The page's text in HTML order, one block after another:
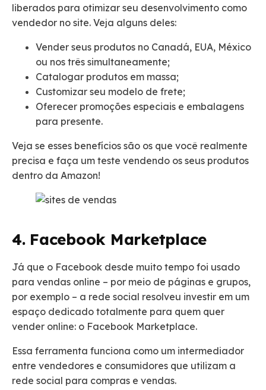
liberados para otimizar seu desenvolvimento como
vendedor no site. Veja alguns deles:
Vender seus produtos no Canadá, EUA, México
ou nos três simultaneamente;
Catalogar produtos em massa;
Customizar seu modelo de frete;
Oferecer promoções especiais e embalagens
para presente.
Veja se esses benefícios são os que você realmente
precisa e faça um teste vendendo os seus produtos
dentro da Amazon!
4. Facebook Marketplace
Já que o Facebook desde muito tempo foi usado
para vendas online – por meio de páginas e grupos,
por exemplo – a rede social resolveu investir em um
espaço dedicado totalmente para quem quer
vender online: o Facebook Marketplace.
Essa ferramenta funciona como um intermediador
entre vendedores e consumidores que utilizam a
rede social para compras e vendas.